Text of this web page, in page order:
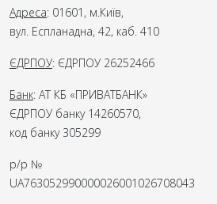
Адреса: 01601, м.Київ,
вул. Еспланадна, 42, каб. 410
ЄДРПОУ: ЄДРПОУ 26252466
Банк: АТ КБ «ПРИВАТБАНК»
ЄДРПОУ банку 14260570,
код банку 305299
р/р №
UA763052990000026001026708043